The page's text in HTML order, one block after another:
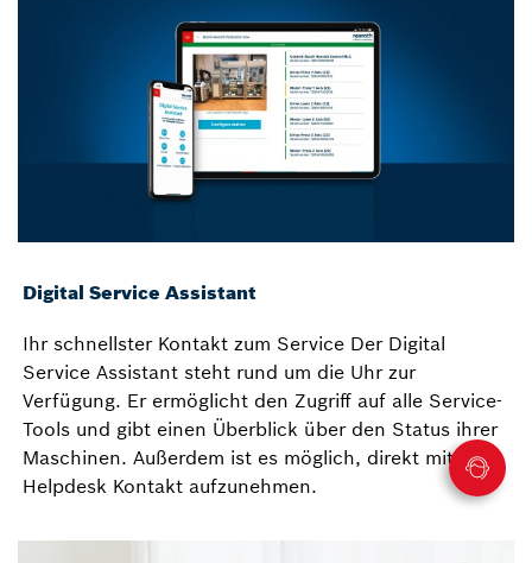
Digital Service Assistant
Ihr schnellster Kontakt zum Service Der Digital
Service Assistant steht rund um die Uhr zur
Verfügung. Er ermöglicht den Zugriff auf alle Service-
Tools und gibt einen Überblick über den Status ihrer
Maschinen. Außerdem ist es möglich, direkt mit dem
Helpdesk Kontakt aufzunehmen.